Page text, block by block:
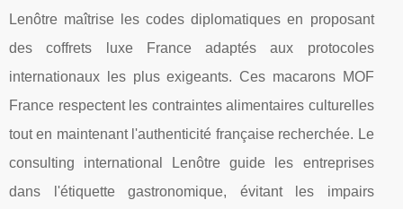
Lenôtre maîtrise les codes diplomatiques en proposant
des coffrets luxe France adaptés aux protocoles
internationaux les plus exigeants. Ces macarons MOF
France respectent les contraintes alimentaires culturelles
tout en maintenant l'authenticité française recherchée. Le
consulting international Lenôtre guide les entreprises
dans l'étiquette gastronomique, évitant les impairs